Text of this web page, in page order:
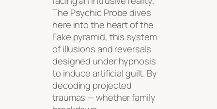
The Psychic Probe dives
here into the heart of the
Fake pyramid, this system
of illusions and reversals
designed under hypnosis
to induce artificial guilt. By
decoding projected
traumas — whether family